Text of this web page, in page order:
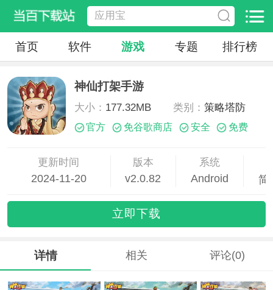
首页 软件 游戏 专题 排行榜
神仙打架手游
大小： 177.32MB 类别： 策略塔防
官方 免谷歌商店 安全 免费
更新时间
2024-11-20
版本
v2.0.82
系统
Android 简
立即下载
详情 相关 评论(0)